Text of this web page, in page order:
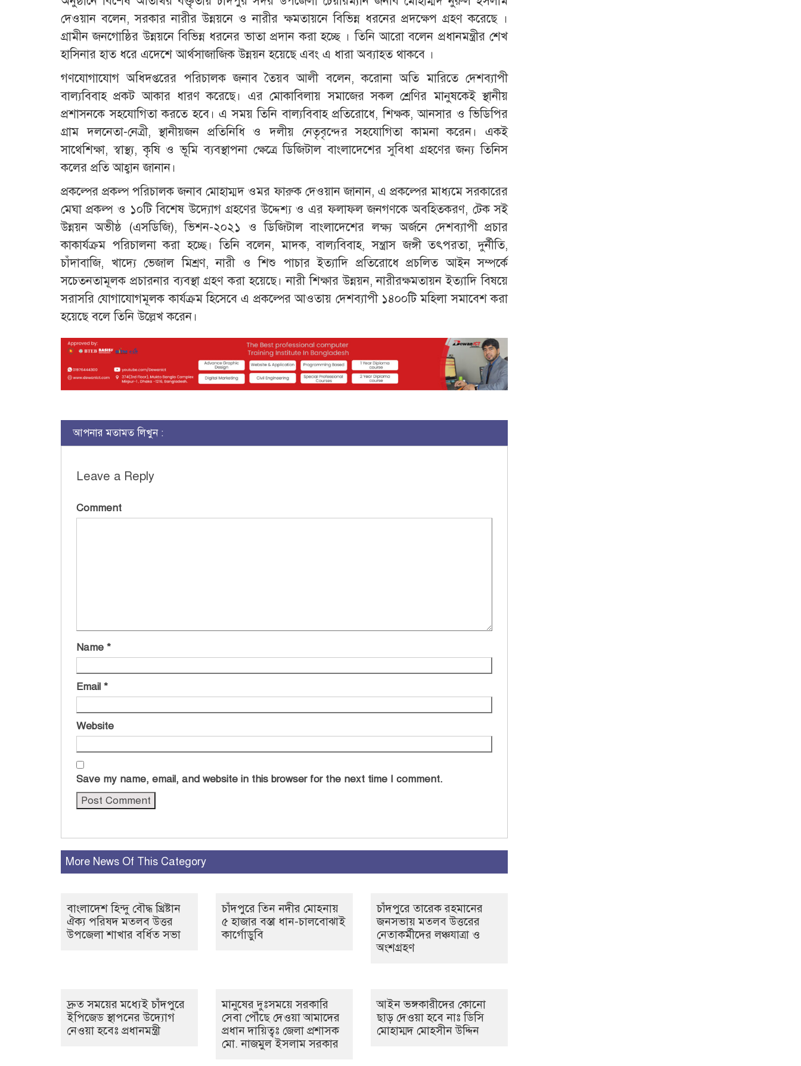
দেওয়ান বলেন, সরকার নারীর উন্নয়নে ও নারীর ক্ষমতায়নে বিভিন্ন ধরনের প্রদক্ষেপ গ্রহণ করেছে ।
গ্রামীন জনগোষ্ঠির উন্নয়নে বিভিন্ন ধরনের ভাতা প্রদান করা হচ্ছে । তিনি আরো বলেন প্রধানমন্ত্রীর শেখ
হাসিনার হাত ধরে এদেশে আর্থসাজাজিক উন্নয়ন হয়েছে এবং এ ধারা অব্যাহত থাকবে ।
গণযোগাযোগ অধিদপ্তরের পরিচালক জনাব তৈয়ব আলী বলেন, করোনা অতি মারিতে দেশব্যাপী
বাল্যবিবাহ প্রকট আকার ধারণ করেছে। এর মোকাবিলায় সমাজের সকল শ্রেণির মানুষকেই স্থানীয়
প্রশাসনকে সহযোগিতা করতে হবে। এ সময় তিনি বাল্যবিবাহ প্রতিরোধে, শিক্ষক, আনসার ও ভিডিপির
গ্রাম দলনেতা-নেত্রী, স্থানীয়জন প্রতিনিধি ও দলীয় নেতৃবৃন্দের সহযোগিতা কামনা করেন। একই
সাথেশিক্ষা, স্বাস্থ্য, কৃষি ও ভূমি ব্যবস্থাপনা ক্ষেত্রে ডিজিটাল বাংলাদেশের সুবিধা গ্রহণের জন্য তিনিস
কলের প্রতি আহ্বান জানান।
প্রকল্পের প্রকল্প পরিচালক জনাব মোহাম্মদ ওমর ফারুক দেওয়ান জানান, এ প্রকল্পের মাধ্যমে সরকারের
মেঘা প্রকল্প ও ১০টি বিশেষ উদ্যোগ গ্রহণের উদ্দেশ্য ও এর ফলাফল জনগণকে অবহিতকরণ, টেক সই
উন্নয়ন অভীষ্ঠ (এসডিজি), ভিশন-২০২১ ও ডিজিটাল বাংলাদেশের লক্ষ্য অর্জনে দেশব্যাপী প্রচার
কাকার্যক্রম পরিচালনা করা হচ্ছে। তিনি বলেন, মাদক, বাল্যবিবাহ, সন্ত্রাস জঙ্গী তৎপরতা, দুর্নীতি,
চাঁদাবাজি, খাদ্যে ভেজাল মিশ্রণ, নারী ও শিশু পাচার ইত্যাদি প্রতিরোধে প্রচলিত আইন সম্পর্কে
সচেতনতামূলক প্রচারনার ব্যবস্থা গ্রহণ করা হয়েছে। নারী শিক্ষার উন্নয়ন, নারীরক্ষমতায়ন ইত্যাদি বিষয়ে
সরাসরি যোগাযোগমূলক কার্যক্রম হিসেবে এ প্রকল্পের আওতায় দেশব্যাপী ১৪০০টি মহিলা সমাবেশ করা
হয়েছে বলে তিনি উল্লেখ করেন।
আপনার মতামত লিখুন :
Leave a Reply
Comment
Name *
Email *
Website
Save my name, email, and website in this browser for the next time I comment.
More News Of This Category
বাংলাদেশ হিন্দু বৌদ্ধ খ্রিষ্টান
ঐক্য পরিষদ মতলব উত্তর
উপজেলা শাখার বর্ধিত সভা
চাঁদপুরে তিন নদীর মোহনায়
৫ হাজার বস্তা ধান-চালবোঝাই
কার্গোডুবি
চাঁদপুরে তারেক রহমানের
জনসভায় মতলব উত্তরের
নেতাকর্মীদের লঞ্চযাত্রা ও
অংশগ্রহণ
দ্রুত সময়ের মধ্যেই চাঁদপুরে
ইপিজেড স্থাপনের উদ্যোগ
নেওয়া হবেঃ প্রধানমন্ত্রী
মানুষের দুঃসময়ে সরকারি
সেবা পৌঁছে দেওয়া আমাদের
প্রধান দায়িত্বঃ জেলা প্রশাসক
মো. নাজমুল ইসলাম সরকার
আইন ভঙ্গকারীদের কোনো
ছাড় দেওয়া হবে নাঃ ডিসি
মোহাম্মদ মোহসীন উদ্দিন